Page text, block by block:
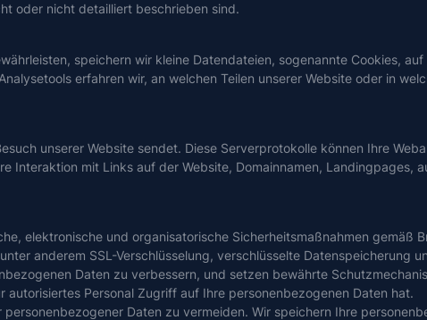
oder nicht detailliert beschrieben sind.
speichern wir kleine Datendateien, sogenannte Cookies,
erfahren wir, an welchen Teilen unserer Website oder in
unserer Website sendet. Diese Serverprotokolle können Ihre
Interaktion mit Links auf der Website, Domainnamen, Landingpages,
elektronische und organisatorische Sicherheitsmaßnahmen gemäß
anderem SSL-Verschlüsselung, verschlüsselte Datenspeicherung
Daten zu verbessern, und setzen bewährte
Personal Zugriff auf Ihre personenbezogenen Daten hat.
Daten zu vermeiden. Wir speichern Ihre